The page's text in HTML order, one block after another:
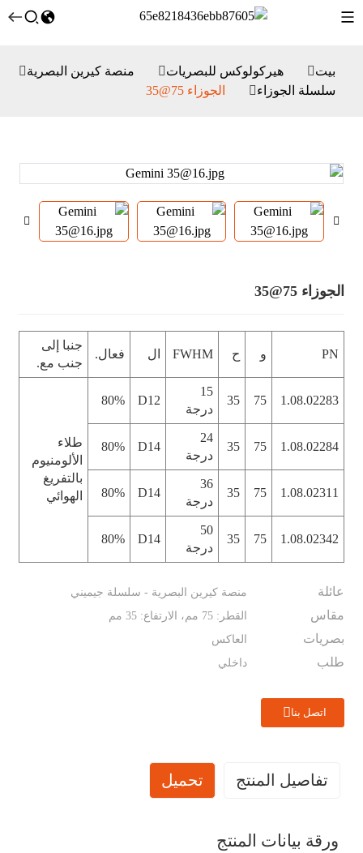
بيت هيركولوكس للبصريات
منصة كيرين البصرية
سلسلة الجوزاء
الجوزاء 75@35
الجوزاء 75@35
PN و ح FWHM ال فعال.
جنبا إلى
جنب مع.
1.08.02283
75
35
15
درجة
D12
80%
طلاء
الألومنيوم
بالتفريغ
الهوائي
1.08.02284
75
35
24
درجة
D14
80%
1.08.02311
75
35
36
درجة
D14
80%
1.08.02342
75
35
50
درجة
D14
80%
عائلة منصة كيرين البصرية - سلسلة جيميني
مقاس القطر: 75 مم، الارتفاع: 35 مم
بصريات العاكس
طلب داخلي
اتصل بنا
تفاصيل المنتج تحميل
ورقة بيانات المنتج